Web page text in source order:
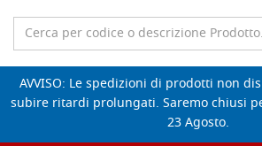
Wishlist
AVVISO: Le spedizioni di prodotti non
subire ritardi prolungati. Saremo chiusi
23 Agosto.